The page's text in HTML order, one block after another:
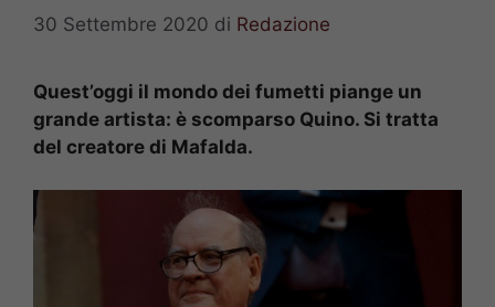
30 Settembre 2020 di Redazione
Quest’oggi il mondo dei fumetti piange un
grande artista: è scomparso Quino. Si tratta
del creatore di Mafalda.